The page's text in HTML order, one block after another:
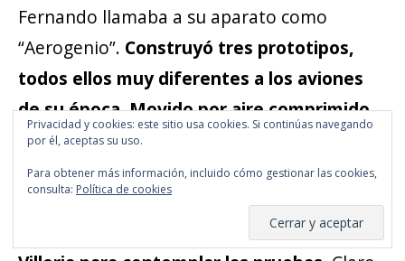
Fernando llamaba a su aparato como
“Aerogenio”. Construyó tres prototipos,
todos ellos muy diferentes a los aviones
de su época. Movido por aire comprimido
gracias a un gran motor de diez cilindros y
casi cien caballos de potencia, el primer
prototipo llamó mucho la atención y
periodistas y curiosos se acercaron a
Privacidad y cookies: este sitio usa cookies. Si continúas navegando
por él, aceptas su uso.
Para obtener más información, incluido cómo gestionar las cookies,
consulta: Política de cookies